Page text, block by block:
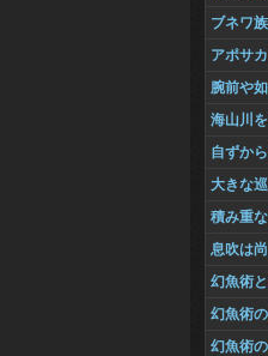
ブネワ
アポサ
腕前や
海山川
自ずか
大きな
積み重
息吹は
幻魚術
幻魚術
幻魚術